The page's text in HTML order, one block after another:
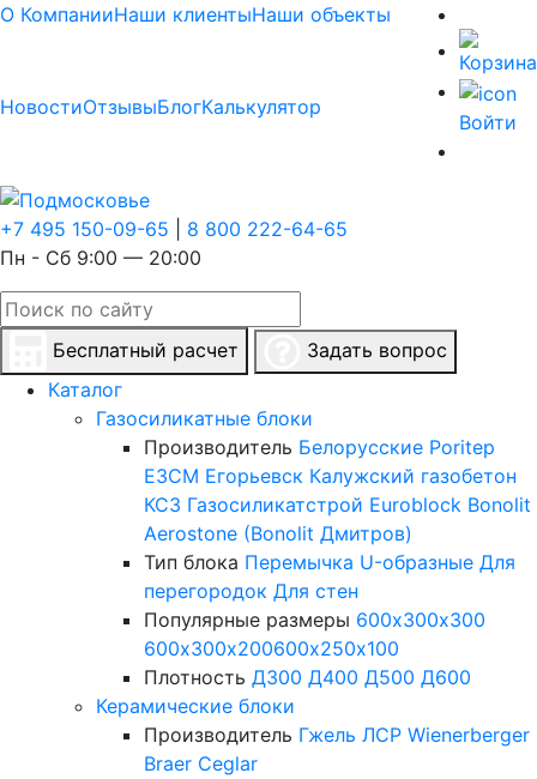
О КомпанииНаши клиентыНаши объекты
НовостиОтзывыБлогКалькулятор
Войти
+7 495 150-09-65
8 800 222-64-65
Пн - Сб 9:00 — 20:00
Бесплатный расчет
Задать вопрос
Каталог
Газосиликатные блоки
Производитель Белорусские Poritep
ЕЗСМ Егорьевск Калужский газобетон
КСЗ Газосиликатстрой Euroblock Bonolit
Aerostone (Bonolit Дмитров)
Тип блока Перемычка U-образные Для
перегородок Для стен
Популярные размеры 600х300х300
600х300х200600х250х100
Плотность Д300 Д400 Д500 Д600
Керамические блоки
Производитель Гжель ЛСР Wienerberger
Braer Ceglar